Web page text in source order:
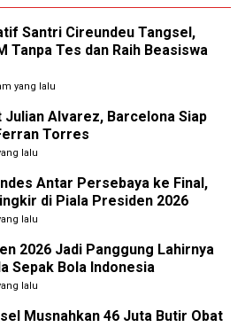
Santri Cireundeu Tangsel,
Tanpa Tes dan Raih Beasiswa
yang lalu
Julian Alvarez, Barcelona Siap
Torres
lalu
Antar Persebaya ke Final,
di Piala Presiden 2026
lalu
2026 Jadi Panggung Lahirnya
Sepak Bola Indonesia
lalu
Musnahkan 46 Juta Butir Obat